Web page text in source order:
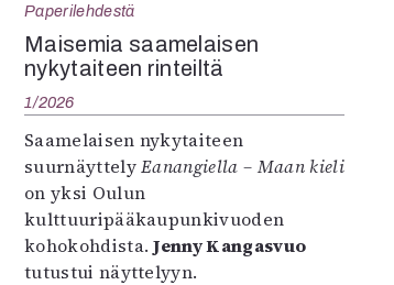
Paperilehdestä
Maisemia saamelaisen
nykytaiteen rinteiltä
1/2026
Saamelaisen nykytaiteen
suurnäyttelyEanangiella – Maan kieli
on yksi Oulun
kulttuuripääkaupunkivuoden
kohokohdista.Jenny Kangasvuo
tutustui näyttelyyn.